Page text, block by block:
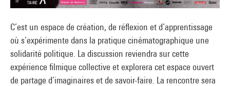
C’est un espace de création, de réflexion et d’apprentissage
où s’expérimente dans la pratique cinématographique une
solidarité politique. La discussion reviendra sur cette
expérience filmique collective et explorera cet espace ouvert
de partage d’imaginaires et de savoir-faire. La rencontre sera